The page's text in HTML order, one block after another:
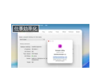
仕事効率化